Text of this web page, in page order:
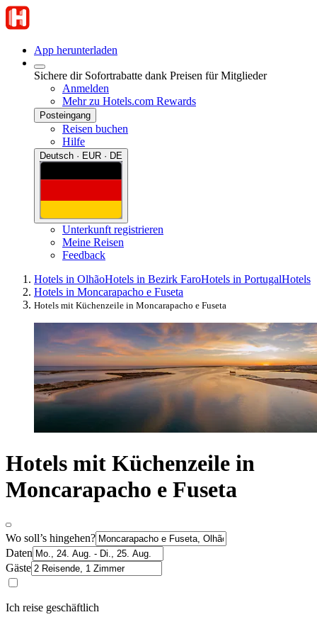
App herunterladen
Sichere dir Sofortrabatte dank Preisen für Mitglieder
Anmelden
Mehr zu Hotels.com Rewards
Posteingang
Reisen buchen
Hilfe
Deutsch · EUR · DE
Unterkunft registrieren
Meine Reisen
Feedback
Hotels in OlhãoHotels in Bezirk FaroHotels in PortugalHotels
Hotels in Moncarapacho e Fuseta
Hotels mit Küchenzeile in Moncarapacho e Fuseta
Hotels mit Küchenzeile in
Moncarapacho e Fuseta
Wo soll’s hingehen?
Daten
Gäste
Ich reise geschäftlich